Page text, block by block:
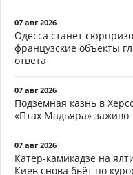
07 авг 2026
Одесса станет
французские объекты
ответа
07 авг 2026
Подземная казнь в
«Птах Мадьяра» заживо
07 авг 2026
Катер-камикадзе на
Киев снова бьёт по